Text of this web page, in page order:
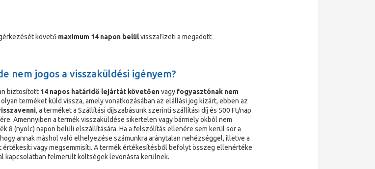
követő maximum 14 napon belülvisszafizeti a megadott
nem jogos a visszaküldési igényem?
biztosított 14 napos határidő lejártát követőenvagy fogyasztónak nem
terméket küld vissza, amely vonatkozásában az elállási jog kizárt, ebben az
, a terméket a Szállítási díjszabásunk szerinti szállítási díj és 500 Ft/nap
Amennyiben a termék visszaküldése sikertelen vagy bármely okból nem
8 (nyolc) napon belüli elszállítására. Ha a felszólítás ellenére sem kerül sor a
annak máshol való elhelyezése számunkra aránytalan nehézséggel, illetve a
vagy megsemmisíti. A termék értékesítésből befolyt összeg ellenértéke
kapcsolatban felmerült költségek levonásra kerülnek.